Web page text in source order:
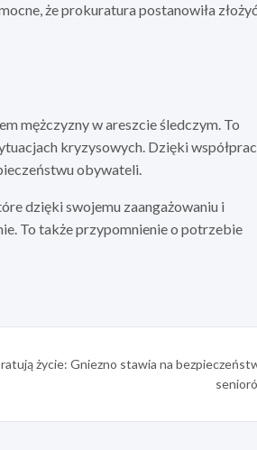
że prokuratura postanowiła
mężczyzny w areszcie śledczym. To
kryzysowych. Dzięki
obywateli.
dzięki swojemu zaangażowaniu i
To także przypomnienie o potrzebie
życie: Gniezno stawia na